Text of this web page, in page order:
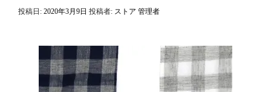
投稿日: 2020年3月9日 投稿者: ストア 管理者